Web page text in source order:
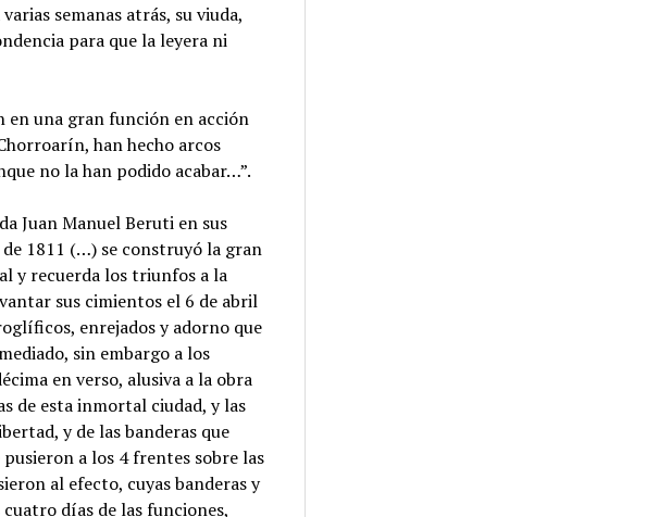
semanas atrás, su viuda,
para que la leyera ni
en una gran función en acción
han hecho arcos
no la han podido acabar…”.
Juan Manuel Beruti en sus
de 1811 (…) se construyó la gran
y recuerda los triunfos a la
sus cimientos el 6 de abril
enrejados y adorno que
sin embargo a los
en verso, alusiva a la obra
de esta inmortal ciudad, y las
y de las banderas que
a los 4 frentes sobre las
al efecto, cuyas banderas y
días de las funciones,